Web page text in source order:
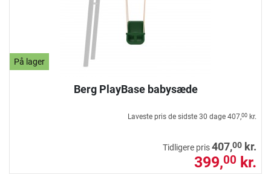
På lager
Berg PlayBase babysæde
Laveste pris de sidste 30 dage 407,00 kr.
Tidligere pris407,00 kr.
399,00 kr.